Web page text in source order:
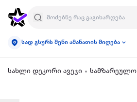
სად გსურს შენი ამანათის მიღება
სახლი დეკორი ავეჯი სამზარეულო